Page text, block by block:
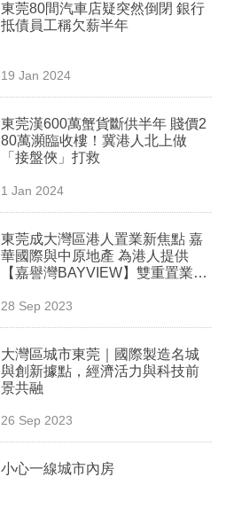
東莞80間汽車店疑突然倒閉 銀行
抵債員工稱欠薪半年
19 Jan 2024
東莞漢600萬蟹貨斷供半年 賤價2
80萬瀕臨收樓！冀港人北上做
「接盤俠」打救
1 Jan 2024
東莞成大灣區港人置業新焦點 嘉
華國際與中原地產 為港人提供
【嘉譽灣BAYVIEW】雙重置業優
禮物包 總值最高港幣43萬元*
28 Sep 2023
大灣區城市東莞｜國際製造名城
與創新據點，經濟活力與科技前
景共融
26 Sep 2023
小心一線城市內房